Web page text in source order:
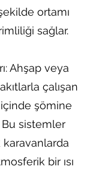
ortamı
sağlar.
Ahşap veya
çalışan
şömine
Bu sistemler
bir ısı